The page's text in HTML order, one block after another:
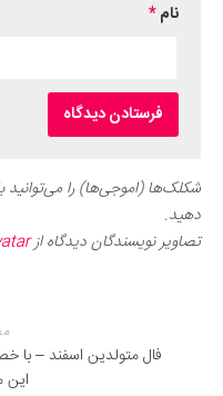
نام*
شکلک‌ها (اموجی‌ها) را می‌توانید
دهید.
تصاویر نویسندگان دیدگاه از
فال متولدین اسفند – با
این